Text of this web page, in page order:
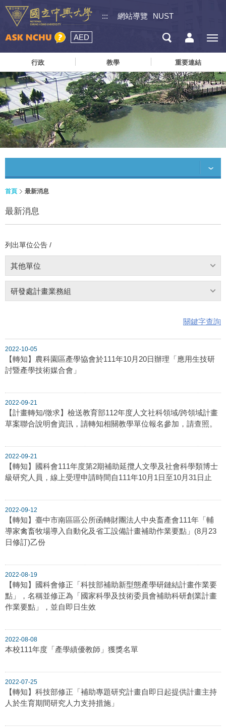
::: 網站導覽 NUST
AED
行政 教學 重要連結
首頁 最新消息
最新消息
列出單位公告 /
其他單位
研發處計畫業務組
關鍵字查詢
2022-10-05
【轉知】農科園區產學協會於111年10月20日辦理「應用生技研
討暨產學技術媒合會」
2022-09-21
【計畫轉知/徵求】檢送教育部112年度人文社科領域/跨領域計畫
草案聯合說明會資訊，請轉知相關教學單位報名參加，請查照。
2022-09-21
【轉知】國科會111年度第2期補助延攬人文學及社會科學類博士
級研究人員，線上受理申請時間自111年10月1日至10月31日止
2022-09-12
【轉知】臺中市南區區公所函轉財團法人中央畜產會111年「輔
導家禽畜牧場導入自動化及省工設備計畫補助作業要點」(8月23
日修訂)乙份
2022-08-19
【轉知】國科會修正「科技部補助新型態產學研鏈結計畫作業要
點」，名稱並修正為「國家科學及技術委員會補助科研創業計畫
作業要點」，並自即日生效
2022-08-08
本校111年度「產學績優教師」獲獎名單
2022-07-25
【轉知】科技部修正「補助專題研究計畫自即日起提供計畫主持
人於生育期間研究人力支持措施」